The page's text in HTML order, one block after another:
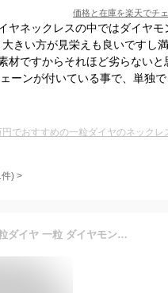
価格と在庫を楽天でチ
ヤネックレスの中ではダイヤモ
きい方が見栄えも良いですし
材ですからそれほど劣らないと
ーンが付いている事で、単独で
円でおすすめの一粒ダイヤのネックレ
件) >
18金 ネックレス レディース K18 フラワー 花 一粒ダイヤ 一粒 ダイヤモンド 18K 華奢 シンプル プラチナ アズキチェーン ピンクゴールド ホワイトゴールド イエローゴールド スキンジュエリー 金属アレルギー 安心 女性 普段使い 40cm【あす楽】